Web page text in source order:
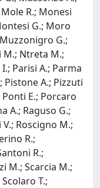
R.; Monesi
G.; Moro
G.;
M.; Ntreta M.;
Parisi A.; Parma
Pistone A.; Pizzuti
Ponti E.; Porcaro
A.; Raguso G.;
Roscigno M.;
R.;
R.;
M.; Scarcia M.;
T.;